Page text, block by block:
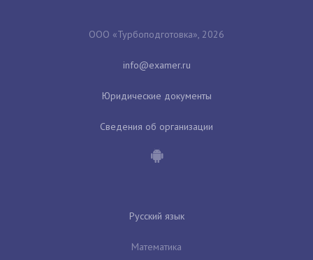
ООО «Турбоподготовка», 2026
Юридические документы
Сведения об организации
Русский язык
Математика